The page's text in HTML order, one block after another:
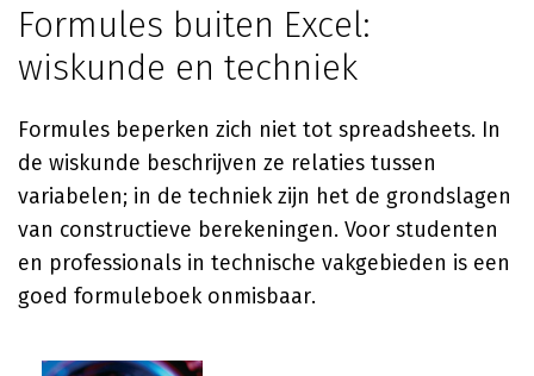
Formules buiten Excel:
wiskunde en techniek
Formules beperken zich niet tot spreadsheets. In
de wiskunde beschrijven ze relaties tussen
variabelen; in de techniek zijn het de grondslagen
van constructieve berekeningen. Voor studenten
en professionals in technische vakgebieden is een
goed formuleboek onmisbaar.